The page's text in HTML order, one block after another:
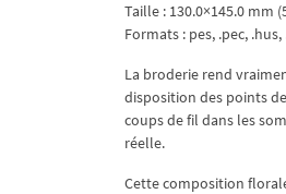
Taille : 130.0×145.0 mm
Formats : pes, .pec,
La broderie rend
disposition des points
coups de fil dans les
réelle.
Cette composition